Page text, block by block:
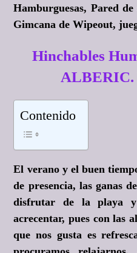
Hamburguesas, Pared
Gimcana de Wipeout,
Hinchables
ALBERIC.
Contenido
El verano y el buen
de presencia, las ganas
disfrutar de la playa
acrecentar, pues con las
que nos gusta es